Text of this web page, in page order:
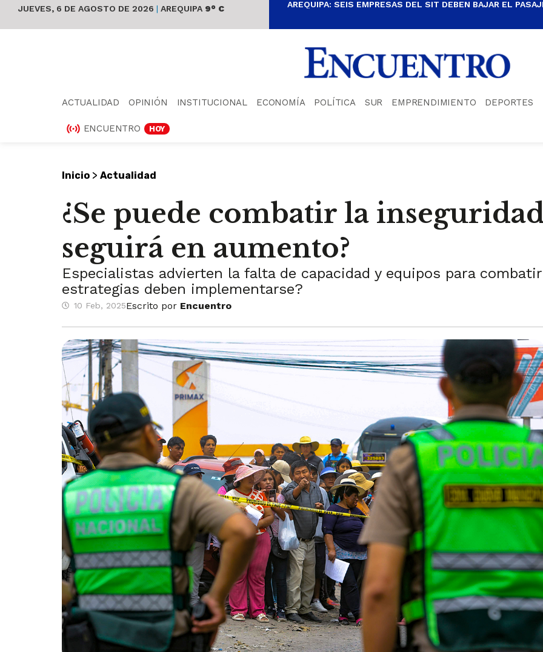
JUEVES, 6 DE AGOSTO DE 2026 | AREQUIPA 9° C AREQUIPA: SEIS EMPRESAS DEL SIT DEBEN BAJAR EL
ACTUALIDAD OPINIÓN INSTITUCIONAL ECONOMÍA POLÍTICA SUR EMPRENDIMIENTO DEPORTES
ENCUENTRO HOY
Inicio > Actualidad
¿Se puede combatir la
seguirá en aumento?
Especialistas advierten la falta de capacidad y equipos para
estrategias deben implementarse?
10 Feb, 2025Escrito por Encuentro